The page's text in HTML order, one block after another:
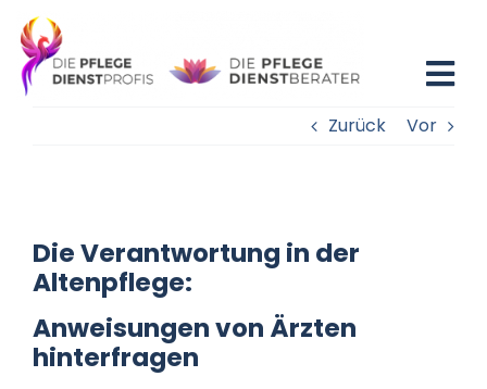
Zum
Inhalt
springen
Existenzgründung
Beratung
Zurück Vor
Die Verantwortung in der
Altenpflege:
Anweisungen von Ärzten
hinterfragen